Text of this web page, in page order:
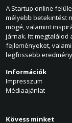
A Startup online
mélyebb betekintést
mögé, valamint
járnak. Itt megtalálod
fejleményeket,
legfrissebb
Információk
Impresszum
Médiaajánlat
Kövess minket